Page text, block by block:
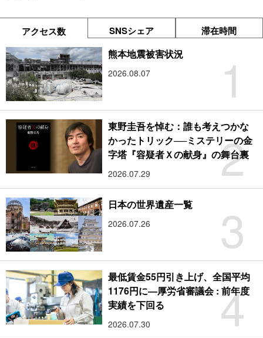
アクセス数 SNSシェア 滞在時間
1
熊本地震被害状況
2026.08.07
2
東野圭吾を悼む：誰も考えつかな
かったトリック──ミステリーの金
字塔『容疑者Ｘの献身』の舞台裏
2026.07.29
3
日本の世界遺産一覧
2026.07.26
4
最低賃金55円引き上げ、全国平均
1176円に―厚労省審議会 : 前年度
実績を下回る
2026.07.30